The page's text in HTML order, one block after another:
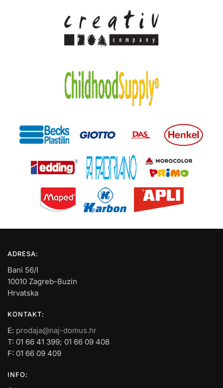
ADRESA:
Bani 56/I
10010 Zagreb-Buzin
Hrvatska
KONTAKT:
E: prodaja@naj-domus.hr
T: 01 66 41 399; 01 66 09 408
F: 01 66 09 409
INFO: